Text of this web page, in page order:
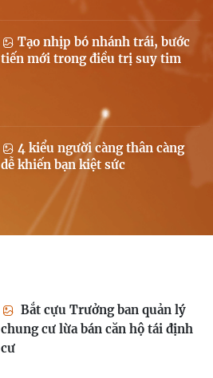
Tạo nhịp bó nhánh trái, bước
tiến mới trong điều trị suy tim
4 kiểu người càng thân càng
dễ khiến bạn kiệt sức
Bắt cựu Trưởng ban quản lý
chung cư lừa bán căn hộ tái định
cư